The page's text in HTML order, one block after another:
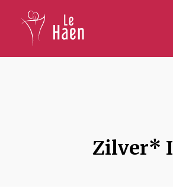
ActiviteitenZilver* I